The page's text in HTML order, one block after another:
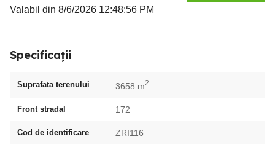
Valabil din 8/6/2026 12:48:56 PM
Specificații
Suprafata terenului 3658 m2
Front stradal 172
Cod de identificare ZRI116